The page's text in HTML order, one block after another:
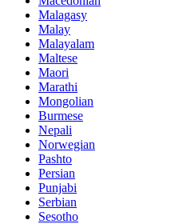
Malagasy
Malay
Malayalam
Maltese
Maori
Marathi
Mongolian
Burmese
Nepali
Norwegian
Pashto
Persian
Punjabi
Serbian
Sesotho